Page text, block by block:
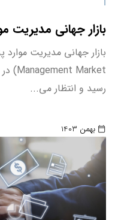
بازار جهانی مدیریت
رسید و انتظار می...
بهمن 1403